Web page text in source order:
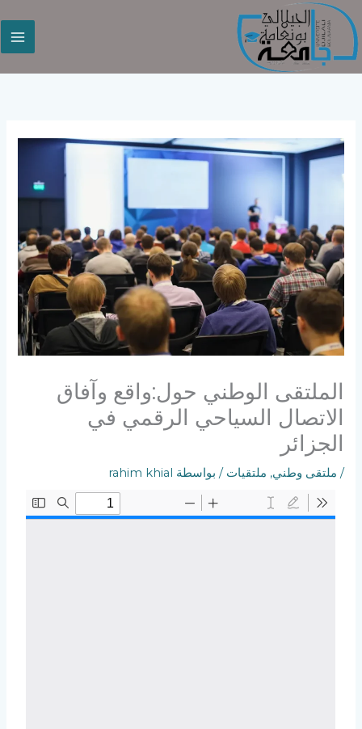
تخطي
إلى
المحتوى
الملتقى الوطني حول:واقع وآفاق
الاتصال السياحي الرقمي في
الجزائر
/ ملتقى وطني, ملتقيات / بواسطة rahim khial